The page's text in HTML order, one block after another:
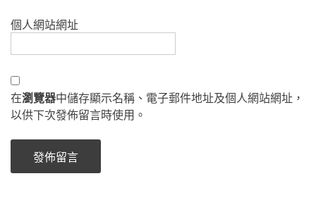
個人網站網址
在瀏覽器中儲存顯示名稱、電子郵件地址及個人網站網址，
以供下次發佈留言時使用。